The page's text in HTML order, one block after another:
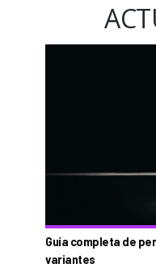
Guía completa de
variantes